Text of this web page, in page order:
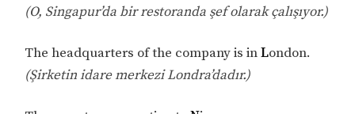
(O, Singapur’da bir restoranda şef olarak çalışıyor.)
The headquarters of the company is inLondon.
(Şirketin idare merkezi Londra’dadır.)